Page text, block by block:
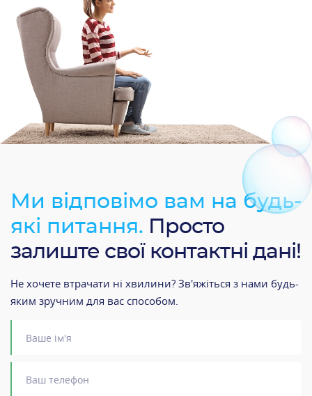
Ми відповімо вам на будь-
які питання. Просто
залиште свої контактні дані!
Не хочете втрачати ні хвилини? Зв'яжіться з нами будь-
яким зручним для вас способом.